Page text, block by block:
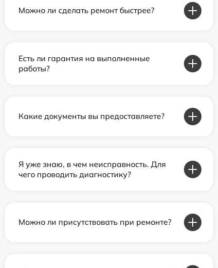
Можно ли сделать ремонт быстрее?
Есть ли гарантия на выполненные
работы?
Какие документы вы предоставляете?
Я уже знаю, в чем неисправность. Для
чего проводить диагностику?
Можно ли присутствовать при ремонте?